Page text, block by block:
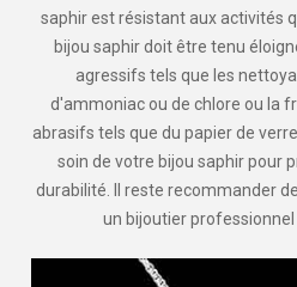
saphir est résistant aux activités
bijou saphir doit être tenu
agressifs tels que les
d'ammoniac ou de chlore ou la
abrasifs tels que du papier de
soin de votre bijou saphir pour
durabilité. Il reste recommander
un bijoutier professionnel